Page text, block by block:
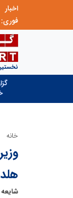
اخبار
فوری:
خانه